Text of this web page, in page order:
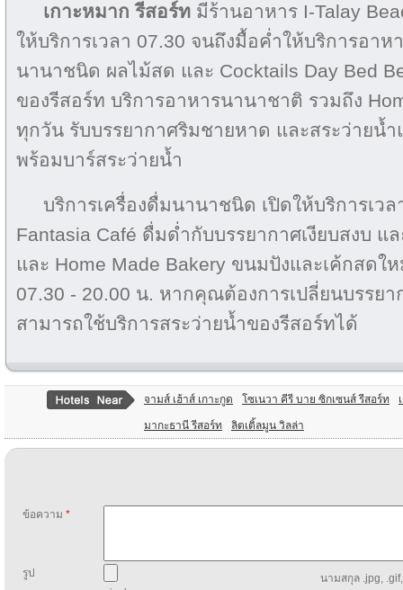
เกาะหมาก รีสอร์ท มีร้านอาหาร I-Talay
ให้บริการเวลา 07.30 จนถึงมื้อค่ำให้บริการอาห
นานาชนิด ผลไม้สด และ Cocktails Day Bed
ของรีสอร์ท บริการอาหารนานาชาติ รวมถึง
ทุกวัน รับบรรยากาศริมชายหาด และสระว่ายน้ำ
พร้อมบาร์สระว่ายน้ำ
บริการเครื่องดื่มนานาชนิด เปิดให้บริการเว
Fantasia Café ดื่มด่ำกับบรรยากาศเงียบสงบ
และ Home Made Bakery ขนมปังและเค้กสดใ
07.30 - 20.00 น. หากคุณต้องการเปลี่ยนบรรยา
สามารถใช้บริการสระว่ายน้ำของรีสอร์ทได้
จามส์ เฮ้าส์ เกาะกูด โซเนวา คีรี บาย ซิกเซนส์ รีสอร์ท
มากะธานี รีสอร์ท ลิตเติ้ลมูน วิลล่า
ข้อความ *
รูป
นามสกุล .jpg,